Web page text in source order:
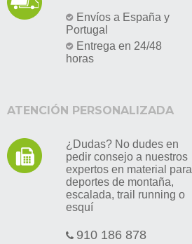
Envíos a España y
Portugal
Entrega en 24/48
horas
ATENCIÓN PERSONALIZADA
¿Dudas? No dudes en
pedir consejo a nuestros
expertos en material para
deportes de montaña,
escalada, trail running o
esquí
910 186 878